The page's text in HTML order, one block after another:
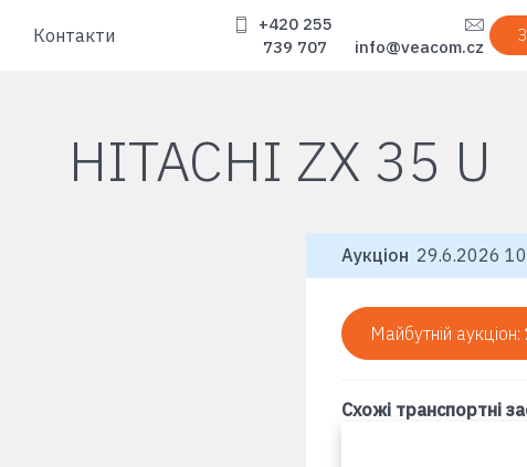
Контакти
+420 255
739 707
info@veacom.cz
HITACHI ZX 35 U
Аукціон 29.6.2026
Майбутній аукціон:
Схожі транспортні